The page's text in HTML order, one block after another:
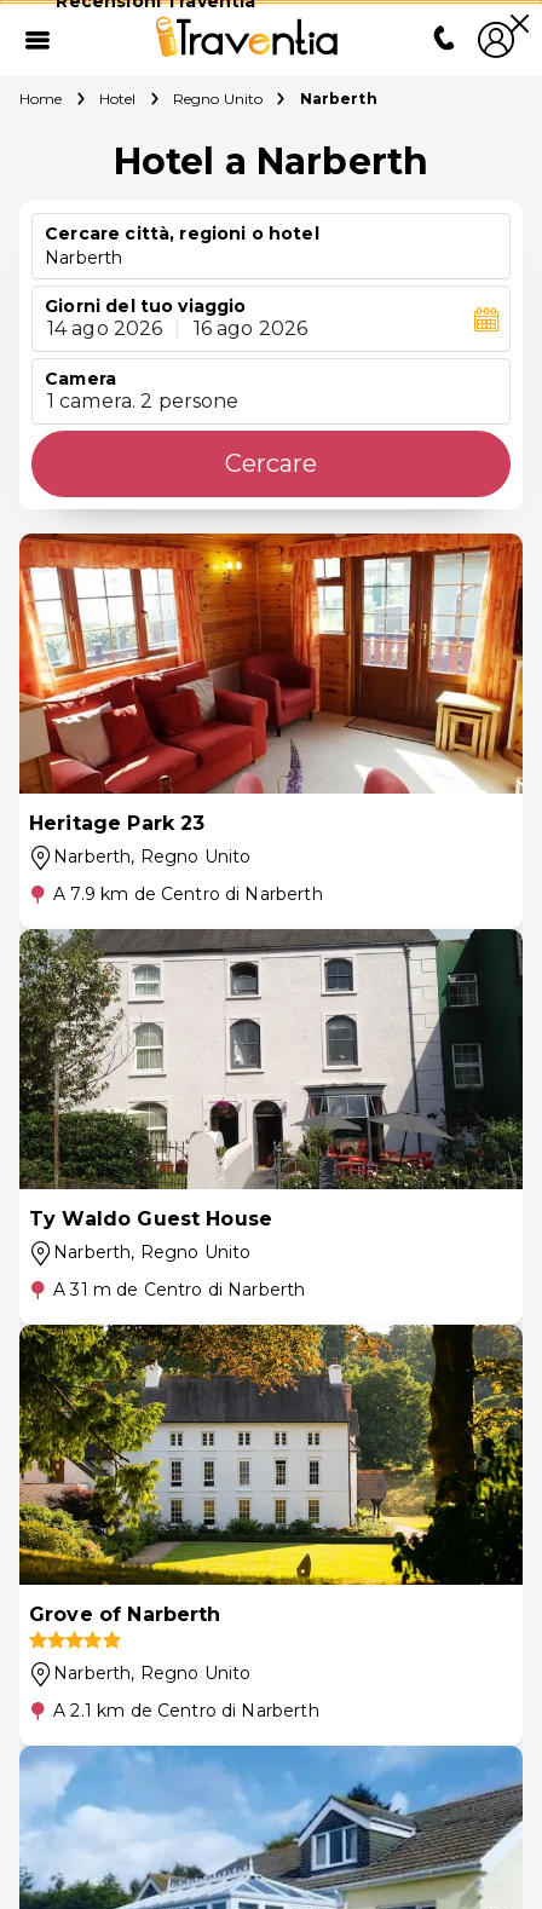
Home Hotel Regno Unito Narberth
Hotel a Narberth
Cercare città, regioni o hotel
Narberth
Giorni del tuo viaggio
14 ago 2026 16 ago 2026
Camera
1 camera. 2 persone
Cercare
Heritage Park 23
Narberth, Regno Unito
A 7.9 km de Centro di Narberth
Ty Waldo Guest House
Narberth, Regno Unito
A 31 m de Centro di Narberth
Grove of Narberth
Narberth, Regno Unito
A 2.1 km de Centro di Narberth